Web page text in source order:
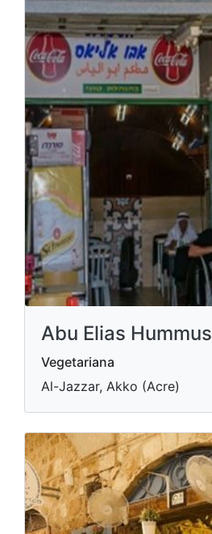
Abu Elias Hummus
Vegetariana
Al-Jazzar, Akko (Acre)